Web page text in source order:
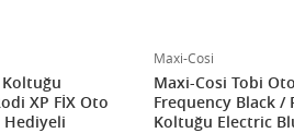
XP FİX Oto
Hediyeli
Maxi-Cosi
Maxi-Cosi Tobi
Frequency Black /
Koltuğu Electric